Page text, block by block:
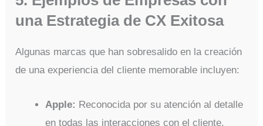
una Estrategia de CX Exitosa
Algunas marcas que han sobresalido en la creación
de una experiencia del cliente memorable incluyen:
Apple: Reconocida por su atención al detalle
en todas las interacciones con el cliente,